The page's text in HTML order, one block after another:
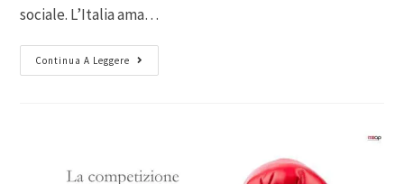
sociale. L’Italia ama…
Continua A Leggere